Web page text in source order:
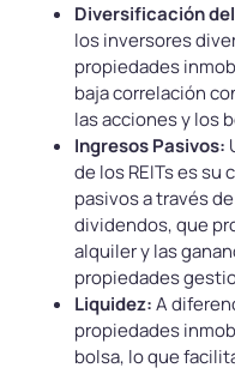
Diversificación
los inversores
propiedades
baja correlación
las acciones y los
Ingresos Pasivos:
de los REITs es su
pasivos a través
dividendos, que
alquiler y las
propiedades
Liquidez:A
propiedades
bolsa, lo que